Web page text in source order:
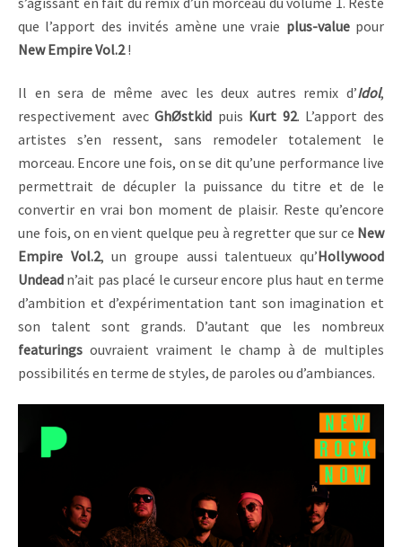
que l’apport des invités amène une vraie plus-valuepour
New Empire Vol.2!
Il en sera de même avec les deux autres remix d’Idol,
respectivement avecGhØstkid puis Kurt 92. L’apport des
artistes s’en ressent, sans remodeler totalement le
morceau. Encore une fois, on se dit qu’une performance live
permettrait de décupler la puissance du titre et de le
convertir en vrai bon moment de plaisir. Reste qu’encore
une fois, on en vient quelque peu à regretter que sur ce New
Empire Vol.2, un groupe aussi talentueux qu’Hollywood
Undead n’ait pas placé le curseur encore plus haut en terme
d’ambition et d’expérimentation tant son imagination et
son talent sont grands. D’autant que les nombreux
featurings ouvraient vraiment le champ à de multiples
possibilités en terme de styles, de paroles ou d’ambiances.